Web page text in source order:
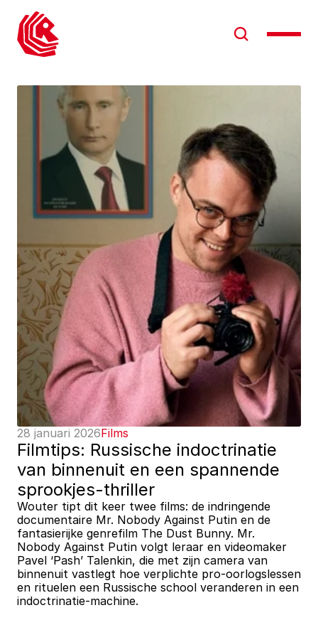
28 januari 2026Films
Filmtips: Russische indoctrinatie
van binnenuit en een spannende
sprookjes-thriller
Wouter tipt dit keer twee films: de indringende
documentaire Mr. Nobody Against Putin en de
fantasierijke genrefilm The Dust Bunny. Mr.
Nobody Against Putin volgt leraar en videomaker
Pavel ‘Pash’ Talenkin, die met zijn camera van
binnenuit vastlegt hoe verplichte pro‑oorlogslessen
en rituelen een Russische school veranderen in een
indoctrinatie-machine.